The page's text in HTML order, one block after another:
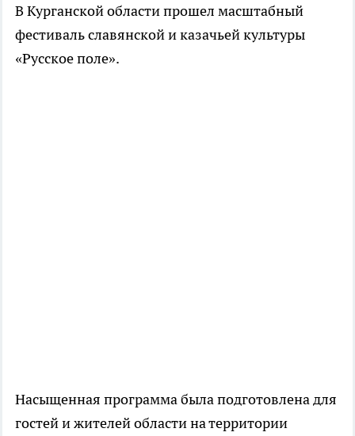
В Курганской области прошел масштабный
фестиваль славянской и казачьей культуры
«Русское поле».
Насыщенная программа была подготовлена для
гостей и жителей области на территории